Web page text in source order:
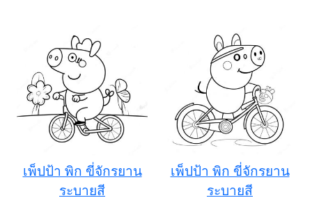
เพ็ปป้า พิก ขี่จักรยาน
ระบายสี
เพ็ปป้า พิก ขี่จักรยาน
ระบายสี